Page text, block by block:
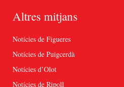
Altres mitjans
Notícies de Figueres
Notícies de Puigcerdà
Notícies d’Olot
Notícies de Ripoll